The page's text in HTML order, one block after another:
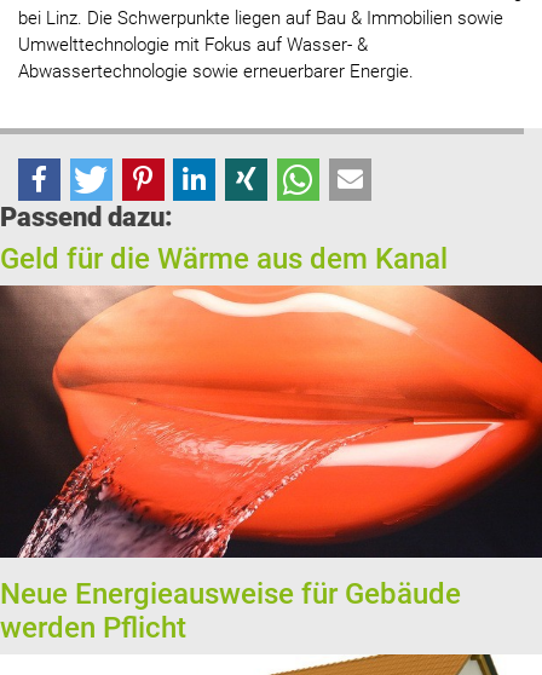
bei Linz. Die Schwerpunkte liegen auf Bau & Immobilien sowie
Umwelttechnologie mit Fokus auf Wasser- &
Abwassertechnologie sowie erneuerbarer Energie.
Passend dazu:
Geld für die Wärme aus dem Kanal
Neue Energieausweise für Gebäude
werden Pflicht